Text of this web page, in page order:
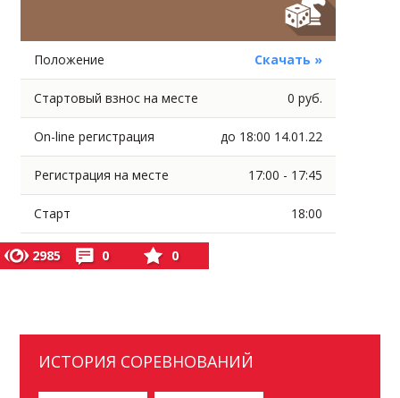
Положение Скачать »
Стартовый взнос на месте 0 руб.
On-line регистрация до 18:00 14.01.22
Регистрация на месте 17:00 - 17:45
Старт 18:00
2985 0 0
ИСТОРИЯ СОРЕВНОВАНИЙ